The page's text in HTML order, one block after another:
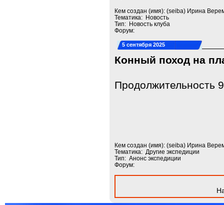
Кем создан (имя): (seiba) Ирина
Тематика: Новость
Тип: Новость клуба
Форум:
5 сентября 2025
Конный поход на
Продолжительность
Кем создан (имя): (seiba) Ирина
Тематика: Другие экспедиции
Тип: Анонс экспедиции
Форум: